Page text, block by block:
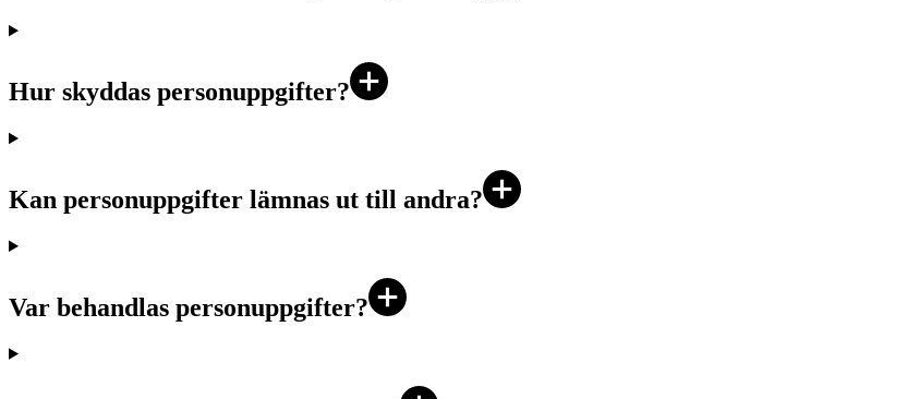
Hur skyddas personuppgifter?
Kan personuppgifter lämnas ut till andra?
Var behandlas personuppgifter?